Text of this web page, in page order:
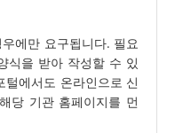
에만 요구됩니다. 필요
식을 받아 작성할 수 있
털에서도 온라인으로 신
당 기관 홈페이지를 먼